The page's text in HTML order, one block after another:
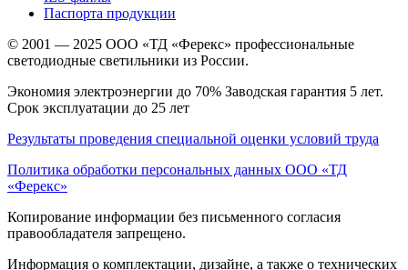
Паспорта продукции
© 2001 — 2025 ООО «ТД «Ферекс» профессиональные
светодиодные светильники из России.
Экономия электроэнергии до 70% Заводская гарантия 5 лет.
Срок эксплуатации до 25 лет
Результаты проведения специальной оценки условий труда
Политика обработки персональных данных ООО «ТД
«Ферекс»
Копирование информации без письменного согласия
правообладателя запрещено.
Информация о комплектации, дизайне, а также о технических